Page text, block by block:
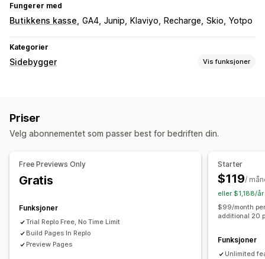
Fungerer med
Butikkens kasse GA4 Junip Klaviyo Recharge Skio Yotpo
Kategorier
Sidebygger Vis funksjoner
Blogger
Bunntekst Popup-vinduer Pressesider
Temaseksjoner Egendefinerte sider
Maler
Sideutkast
Egendefinerte skrifttyper Egendefinert kode
AI-generering
SEO
Analyse A/B-testing
Priser
Velg abonnementet som passer best for bedriften din.
Free Previews Only
Gratis
Funksjoner
Trial Replo Free, No Time Limit
Build Pages In Replo
Preview Pages
Starter
$119/
eller $1,188/år
$99/month
additional 20
Funksjoner
Unlimited